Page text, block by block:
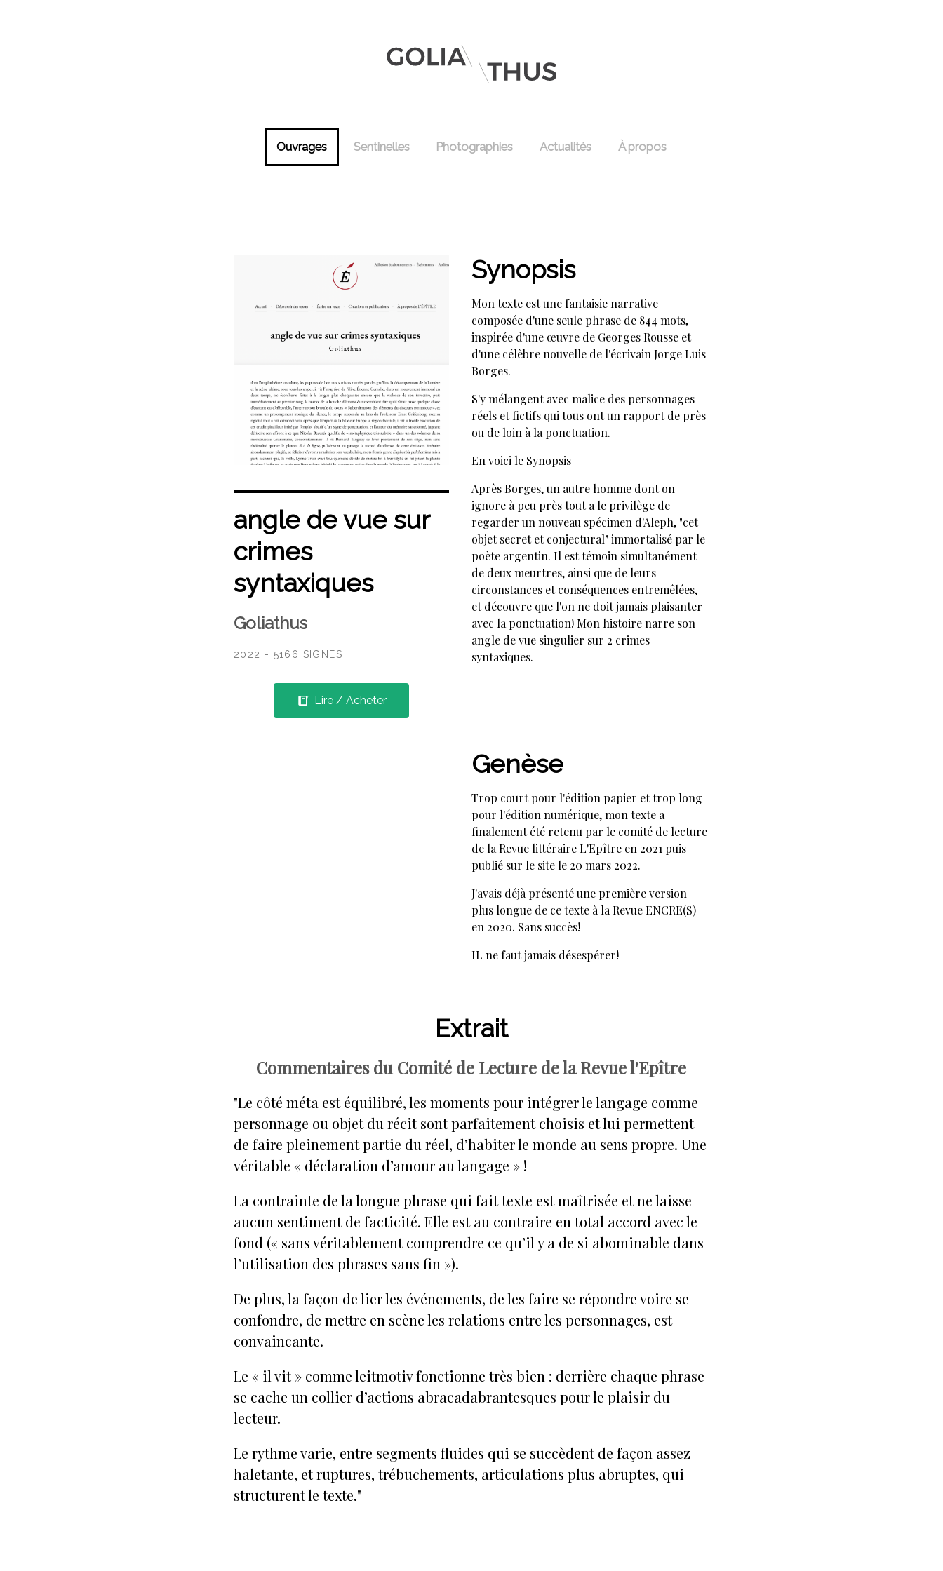
Ouvrages Sentinelles Photographies Actualités À propos
angle de vue sur
crimes
syntaxiques
Goliathus
2022 - 5166 SIGNES
Lire / Acheter
Synopsis
Mon texte est une fantaisie narrative
composée d'une seule phrase de 844 mots,
inspirée d'une œuvre de Georges Rousse et
d'une célèbre nouvelle de l'écrivain Jorge Luis
Borges.
S'y mélangent avec malice des personnages
réels et fictifs qui tous ont un rapport de près
ou de loin à la ponctuation.
En voici le Synopsis
Après Borges, un autre homme dont on
ignore à peu près tout a le privilège de
regarder un nouveau spécimen d'Aleph, "cet
objet secret et conjectural" immortalisé par le
poète argentin. Il est témoin simultanément
de deux meurtres, ainsi que de leurs
circonstances et conséquences entremêlées,
et découvre que l'on ne doit jamais plaisanter
avec la ponctuation! Mon histoire narre son
angle de vue singulier sur 2 crimes
syntaxiques.
Genèse
Trop court pour l'édition papier et trop long
pour l'édition numérique, mon texte a
finalement été retenu par le comité de lecture
de la Revue littéraire L'Epître en 2021 puis
publié sur le site le 20 mars 2022.
J'avais déjà présenté une première version
plus longue de ce texte à la Revue ENCRE(S)
en 2020. Sans succès!
IL ne faut jamais désespérer!
Extrait
Commentaires du Comité de Lecture de la Revue l'Epître
"Le côté méta est équilibré, les moments pour intégrer le langage comme
personnage ou objet du récit sont parfaitement choisis et lui permettent
de faire pleinement partie du réel, d’habiter le monde au sens propre. Une
véritable « déclaration d’amour au langage » !
La contrainte de la longue phrase qui fait texte est maîtrisée et ne laisse
aucun sentiment de facticité. Elle est au contraire en total accord avec le
fond (« sans véritablement comprendre ce qu’il y a de si abominable dans
l’utilisation des phrases sans fin »).
De plus, la façon de lier les événements, de les faire se répondre voire se
confondre, de mettre en scène les relations entre les personnages, est
convaincante.
Le « il vit » comme leitmotiv fonctionne très bien : derrière chaque phrase
se cache un collier d’actions abracadabrantesques pour le plaisir du
lecteur.
Le rythme varie, entre segments fluides qui se succèdent de façon assez
haletante, et ruptures, trébuchements, articulations plus abruptes, qui
structurent le texte."